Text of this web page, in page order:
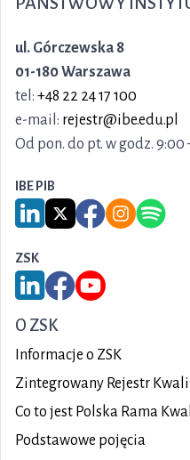
ul. Górczewska 8
01-180 Warszawa
tel: +48 22 24 17 100
e-mail: rejestr@ibe.edu.pl
Od pon. do pt. w godz. 9:00
IBE PIB
Link do serwisu
Link do serwisu X
Link doLink do
ZSK
Link do serwisu
Link do Facebook
Link do
O ZSK
Informacje o ZSK
Zintegrowany Rejestr
Co to jest Polska Rama
Podstawowe pojęcia